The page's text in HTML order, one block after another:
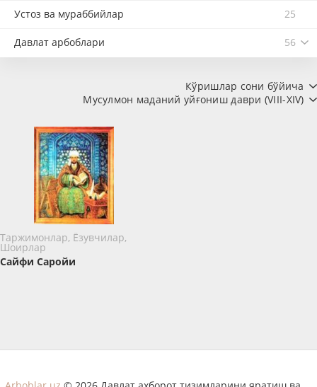
Устоз ва мураббийлар 25
Давлат арбоблари 56
Кўришлар сони бўйича
Мусулмон маданий уйғониш даври (VIII-XIV)
Таржимонлар, Ёзувчилар,
Шоирлар
Сайфи Саройи